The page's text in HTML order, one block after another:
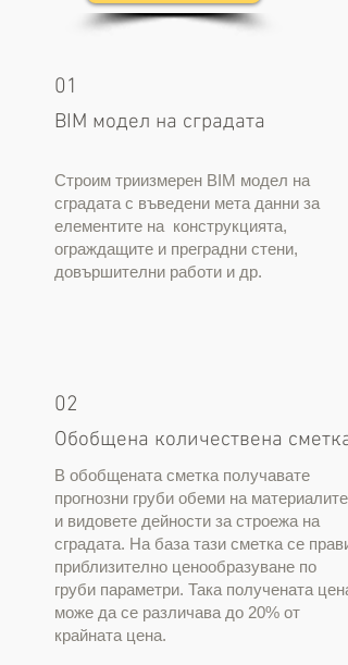
01
BIM модел на сградата
Строим триизмерен BIM модел на
сградата с въведени мета данни за
елементите на конструкцията,
ограждащите и преградни стени,
довършителни работи и др.
02
Обобщена количествена сметка
В обобщената сметка получавате
прогнозни груби обеми на материалите
и видовете дейности за строежа на
сградата. На база тази сметка се прави
приблизително ценообразуване по
груби параметри. Така получената цена
може да се различава до 20% от
крайната цена.